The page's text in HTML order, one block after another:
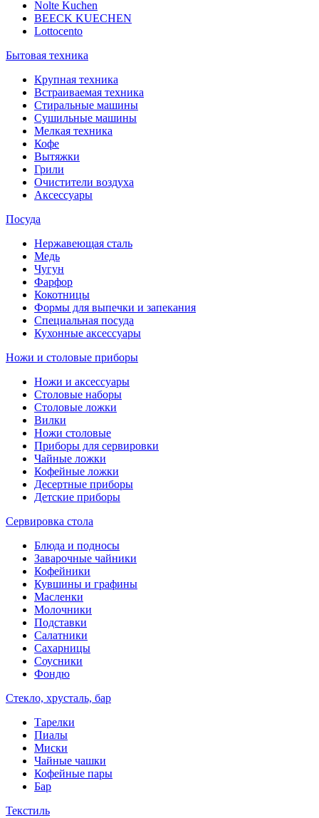
Nolte Kuchen
BEECK KUECHEN
Lottocento
Бытовая техника
Крупная техника
Встраиваемая техника
Стиральные машины
Сушильные машины
Мелкая техника
Кофе
Вытяжки
Грили
Очистители воздуха
Аксессуары
Посуда
Нержавеющая сталь
Медь
Чугун
Фарфор
Кокотницы
Формы для выпечки и запекания
Специальная посуда
Кухонные аксессуары
Ножи и столовые приборы
Ножи и аксессуары
Столовые наборы
Столовые ложки
Вилки
Ножи столовые
Приборы для сервировки
Чайные ложки
Кофейные ложки
Десертные приборы
Детские приборы
Сервировка стола
Блюда и подносы
Заварочные чайники
Кофейники
Кувшины и графины
Масленки
Молочники
Подставки
Салатники
Сахарницы
Соусники
Фондю
Стекло, хрусталь, бар
Тарелки
Пиалы
Миски
Чайные чашки
Кофейные пары
Бар
Текстиль